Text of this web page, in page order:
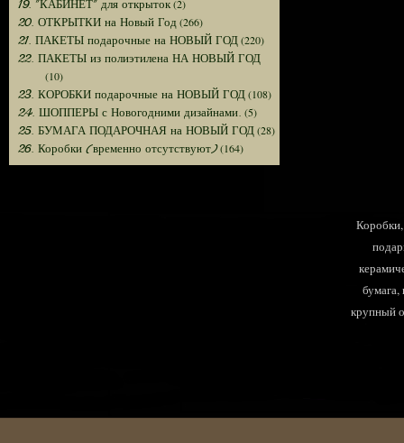
19. "КАБИНЕТ" для открыток(2)
20. ОТКРЫТКИ на Новый Год (266)
21. ПАКЕТЫ подарочные на НОВЫЙ ГОД(220)
22. ПАКЕТЫ из полиэтилена НА НОВЫЙ ГОД
(10)
23. КОРОБКИ подарочные на НОВЫЙ ГОД(108)
24. ШОППЕРЫ с Новогодними дизайнами. (5)
25. БУМАГА ПОДАРОЧНАЯ на НОВЫЙ ГОД(28)
26. Коробки (временно отсутствуют)(164)
крупный